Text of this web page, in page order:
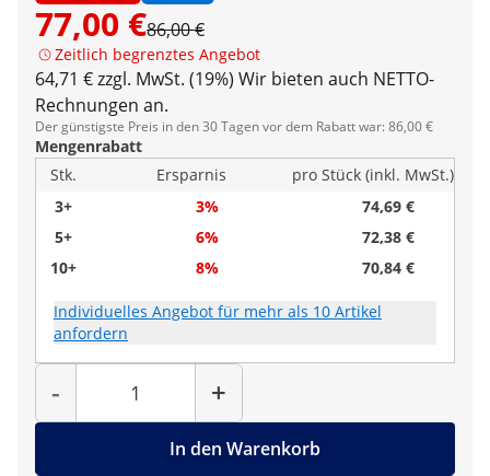
77,00 €86,00 €
Zeitlich begrenztes Angebot
64,71 € zzgl. MwSt. (19%) Wir bieten auch NETTO-
Rechnungen an.
Der günstigste Preis in den 30 Tagen vor dem Rabatt war: 86,00 €
Mengenrabatt
Stk.
Ersparnis
pro Stück (inkl. MwSt.)
3+
3%
74,69 €
5+
6%
72,38 €
10+
8% 70,84 €
Individuelles Angebot für mehr als 10 Artikel
anfordern
-
Menge
+
In den Warenkorb